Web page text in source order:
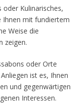
oder Kulinarisches,
Ihnen mit fundiertem
Weise die
zeigen.
oder Orte
ist es, Ihnen
und gegenwärtigen
Interessen.